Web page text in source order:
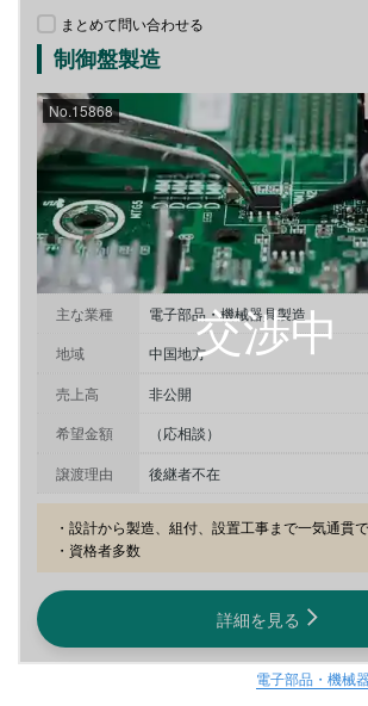
まとめて問い合わせる
制御盤製造
No.15868
主な業種
電子部品・機械器具製造
地域
中国地方
売上高
非公開
希望金額
（応相談）
譲渡理由
後継者不在
・設計から製造、組付、設置工事まで一気通貫
・資格者多数
詳細を見る
電子部品・機械